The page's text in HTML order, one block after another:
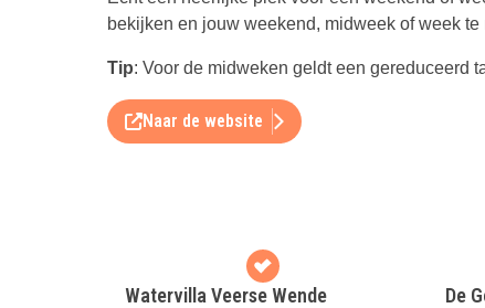
bekijken en jouw weekend, midweek of week te
Tip: Voor de midweken geldt een gereduceerd
Naar de website
Watervilla Veerse Wende De